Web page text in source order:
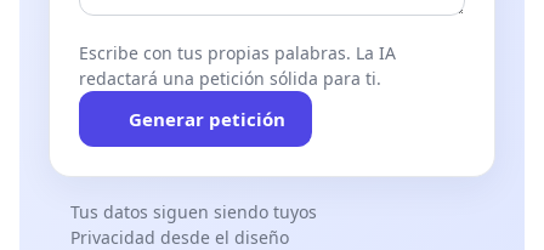
Escribe con tus propias palabras. La IA
redactará una petición sólida para ti.
Generar petición
Tus datos siguen siendo tuyos
Privacidad desde el diseño